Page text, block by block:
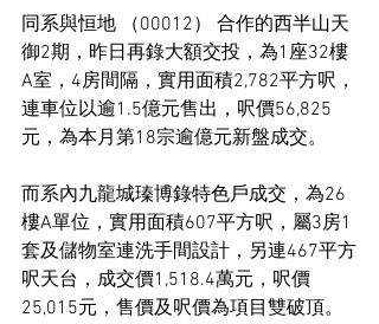
同系與恒地 （00012） 合作的西半山天
御2期，昨日再錄大額交投，為1座32樓
A室，4房間隔，實用面積2,782平方呎，
連車位以逾1.5億元售出，呎價56,825
元，為本月第18宗逾億元新盤成交。
而系內九龍城瑧博錄特色戶成交，為26
樓A單位，實用面積607平方呎，屬3房1
套及儲物室連洗手間設計，另連467平方
呎天台，成交價1,518.4萬元，呎價
25,015元，售價及呎價為項目雙破頂。